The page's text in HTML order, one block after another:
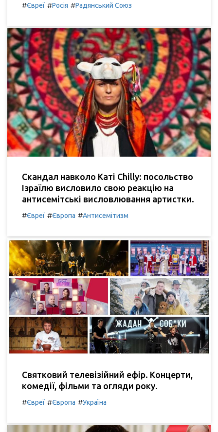
#Євреї #Росія #Радянський Союз
Скандал навколо Каті Chilly: посольство
Ізраїлю висловило свою реакцію на
антисемітські висловлювання артистки.
#Євреї #Європа #Антисемітизм
Святковий телевізійний ефір. Концерти,
комедії, фільми та огляди року.
#Євреї #Європа #Україна